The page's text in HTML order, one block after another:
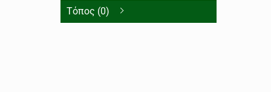
Τόπος (0)